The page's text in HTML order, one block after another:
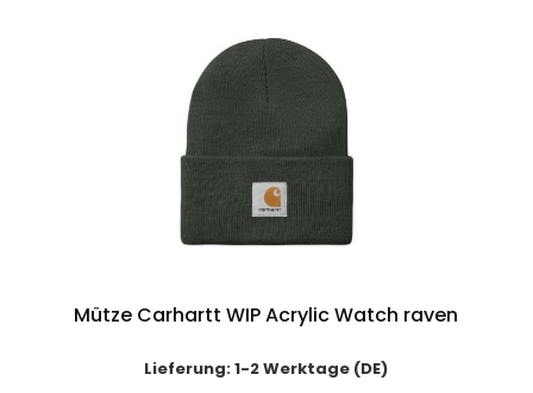
Mütze Carhartt WIP Acrylic Watch raven
Lieferung: 1-2 Werktage (DE)